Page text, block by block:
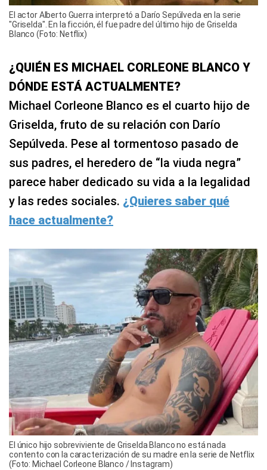
El actor Alberto Guerra interpretó a Darío Sepúlveda en la serie
"Griselda". En la ficción, él fue padre del último hijo de Griselda
Blanco (Foto: Netflix)
¿QUIÉN ES MICHAEL CORLEONE BLANCO Y
DÓNDE ESTÁ ACTUALMENTE?
Michael Corleone Blanco es el cuarto hijo de
Griselda, fruto de su relación con Darío
Sepúlveda. Pese al tormentoso pasado de
sus padres, el heredero de “la viuda negra”
parece haber dedicado su vida a la legalidad
y las redes sociales. ¿Quieres saber qué
hace actualmente?
El único hijo sobreviviente de Griselda Blanco no está nada
contento con la caracterización de su madre en la serie de Netflix
(Foto: Michael Corleone Blanco / Instagram)